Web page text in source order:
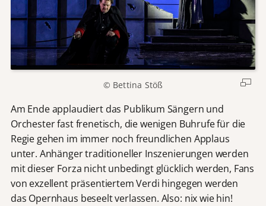
© Bettina Stöß
Am Ende applaudiert das Publikum Sängern und
Orchester fast frenetisch, die wenigen Buhrufe für die
Regie gehen im immer noch freundlichen Applaus
unter. Anhänger traditioneller Inszenierungen werden
mit dieser Forza nicht unbedingt glücklich werden, Fans
von exzellent präsentiertem Verdi hingegen werden
das Opernhaus beseelt verlassen. Also: nix wie hin!